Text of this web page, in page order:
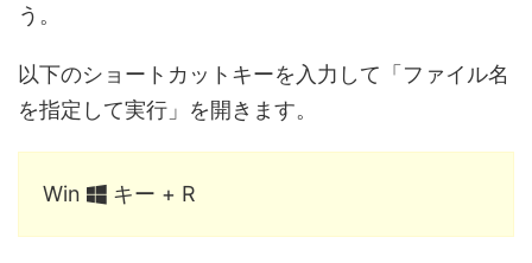
う。
以下のショートカットキーを入力して「ファイル名
を指定して実行」を開きます。
Win キー + R